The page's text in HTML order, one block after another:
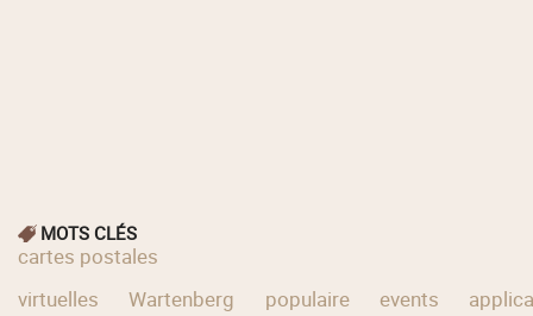
MOTS CLÉS
cartes postales
virtuelles
Wartenberg populaire events